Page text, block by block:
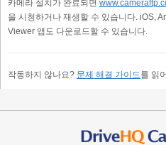
카메라 설치가 완료되면
을 시청하거나 재생할 수 있습니다. iOS,
Viewer 앱도 다운로드할 수 있습니다.
작동하지 않나요? 문제 해결 가이드 를 읽